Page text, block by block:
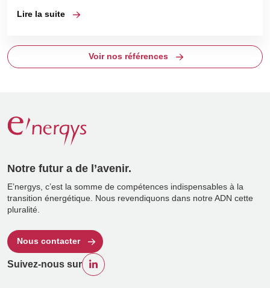
Lire la suite
Voir nos références
Notre futur a de l’avenir.
E’nergys, c’est la somme de compétences indispensables à la
transition énergétique. Nous revendiquons dans notre ADN cette
pluralité.
Nous contacter
Suivez-nous sur